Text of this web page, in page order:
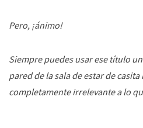
Pero, ¡ánimo!
Siempre puedes usar ese título
pared de la sala de estar de
completamente irrelevante a lo